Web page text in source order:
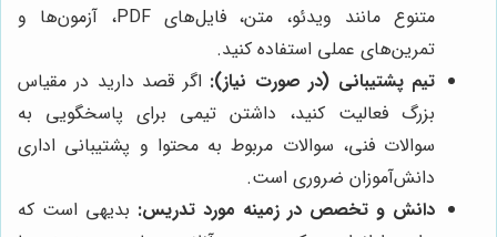
متنوع مانند ویدئو، متن، فایل‌های PDF، آزمون‌ها و
تمرین‌های عملی استفاده کنید.
تیم پشتیبانی (در صورت نیاز): اگر قصد دارید در مقیاس
بزرگ فعالیت کنید، داشتن تیمی برای پاسخگویی به
سوالات فنی، سوالات مربوط به محتوا و پشتیبانی اداری
دانش‌آموزان ضروری است.
دانش و تخصص در زمینه مورد تدریس: بدیهی است که